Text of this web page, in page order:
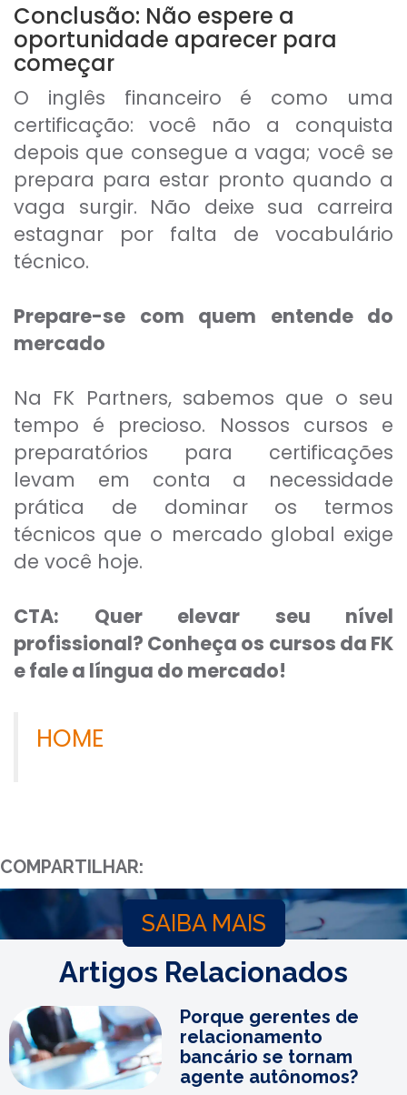
Conclusão: Não espere a
oportunidade aparecer para
começar
O inglês financeiro é como uma
certificação: você não a conquista
depois que consegue a vaga; você se
prepara para estar pronto quando a
vaga surgir. Não deixe sua carreira
estagnar por falta de vocabulário
técnico.
Prepare-se com quem entende do
mercado
Na FK Partners, sabemos que o seu
tempo é precioso. Nossos cursos e
preparatórios para certificações
levam em conta a necessidade
prática de dominar os termos
técnicos que o mercado global exige
de você hoje.
CTA: Quer elevar seu nível
profissional? Conheça os cursos da FK
e fale a língua do mercado!
HOME
COMPARTILHAR:
SAIBA MAIS
Artigos Relacionados
Porque gerentes de
relacionamento
bancário se tornam
agente autônomos?